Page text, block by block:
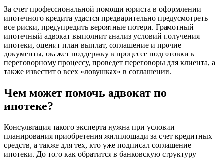
За счет профессиональной помощи юриста в оформлении
ипотечного кредита удастся предварительно предусмотреть
все риски, предупредить вероятные потери. Грамотный
ипотечный адвокат выполнит анализ условий получения
ипотеки, оценит план выплат, соглашение и прочие
документы, окажет поддержку в процессе подготовки к
переговорному процессу, проведет переговоры для клиента, а
также известит о всех «ловушках» в соглашении.
Чем может помочь адвокат по
ипотеке?
Консультация такого эксперта нужна при условии
планирования приобретения жилплощади за счет кредитных
средств, а также для тех, кто уже подписал соглашение
ипотеки. До того как обратится в банковскую структуру